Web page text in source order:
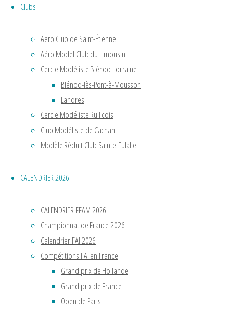
Clubs
Aero Club de Saint-Étienne
Aéro Model Club du Limousin
Cercle Modéliste Blénod Lorraine
Blénod-lès-Pont-à-Mousson
Landres
Cercle Modéliste Rullicois
Club Modéliste de Cachan
Modèle Réduit Club Sainte-Eulalie
CALENDRIER 2026
CALENDRIER FFAM 2026
Championnat de France 2026
Calendrier FAI 2026
Compétitions FAI en France
Grand prix de Hollande
Grand prix de France
Open de Paris